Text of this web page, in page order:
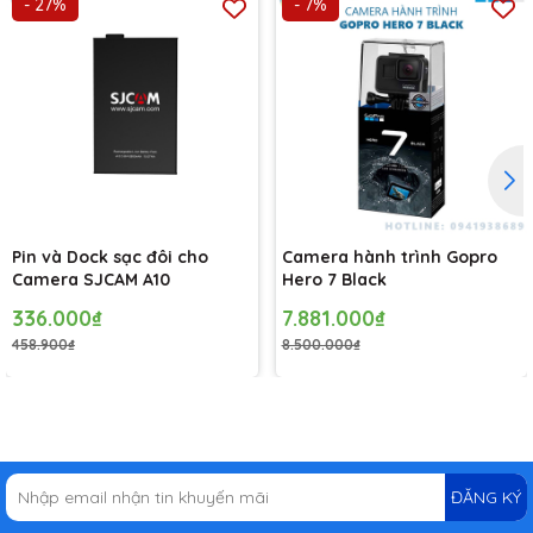
Red light mode:
- 27%
Pin và Dock sạc đôi cho
Camera SJCAM A10
336.000₫
458.900₫
- 7%
Camera hành trình Gopro
Hero 7 Black
7.881.000₫
8.500.000₫
ĐĂNG KÝ